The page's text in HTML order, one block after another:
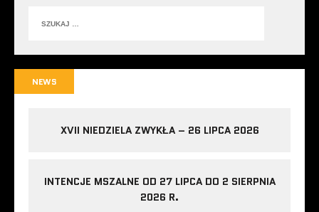
NEWS
XVII NIEDZIELA ZWYKŁA – 26 LIPCA 2026
INTENCJE MSZALNE OD 27 LIPCA DO 2 SIERPNIA
2026 R.